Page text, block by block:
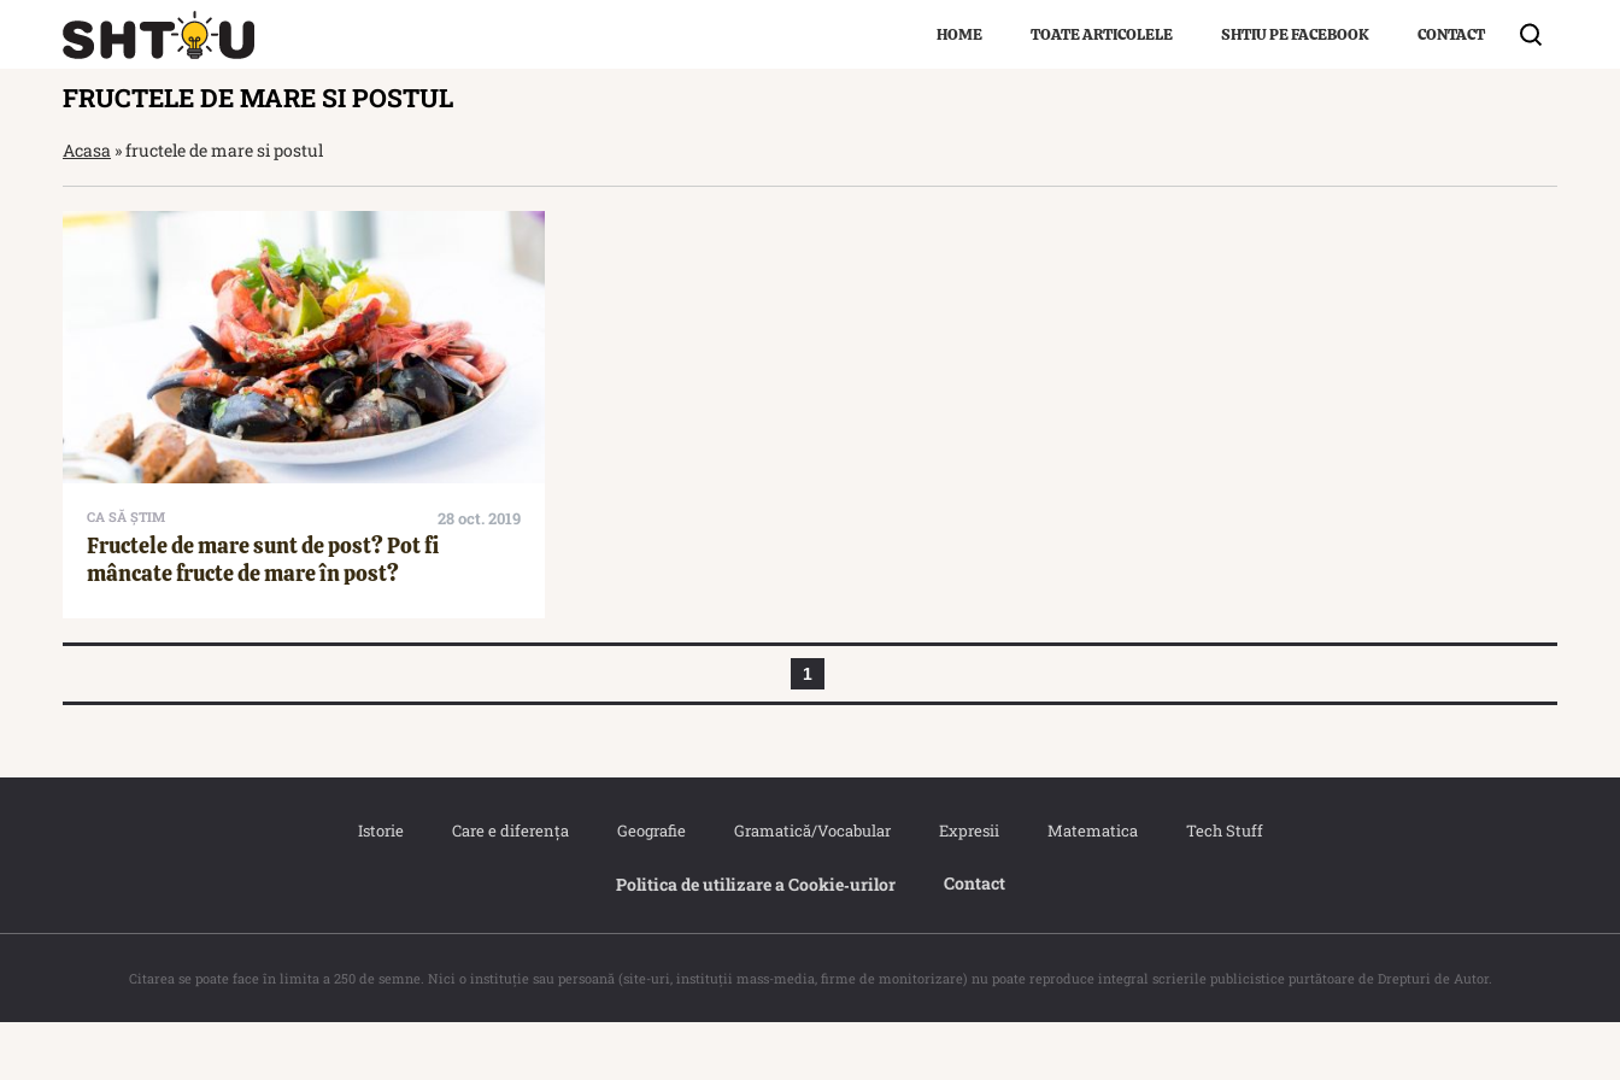
HOME TOATE ARTICOLELE SHTIU PE FACEBOOK CONTACT
FRUCTELE DE MARE SI POSTUL
Acasa »fructele de mare si postul
CA SĂ ȘTIM 28 oct. 2019
Fructele de mare sunt de post? Pot fi
mâncate fructe de mare în post?
1
Istorie Care e diferența Geografie Gramatică/Vocabular Expresii Matematica Tech Stuff
Politica de utilizare a Cookie‐urilor Contact
Citarea se poate face în limita a 250 de semne. Nici o instituţie sau persoană (site-uri, instituţii mass-media, firme de monitorizare) nu poate reproduce integral scrierile publicistice purtătoare de Drepturi de Autor.